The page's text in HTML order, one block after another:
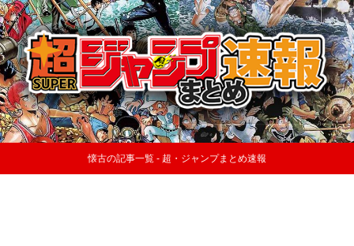
懐古の記事一覧 - 超・ジャンプまとめ速報